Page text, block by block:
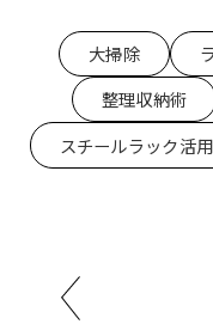
大掃除
整理収納術
スチールラック活用